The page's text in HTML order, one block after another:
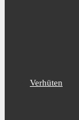
Verhüten